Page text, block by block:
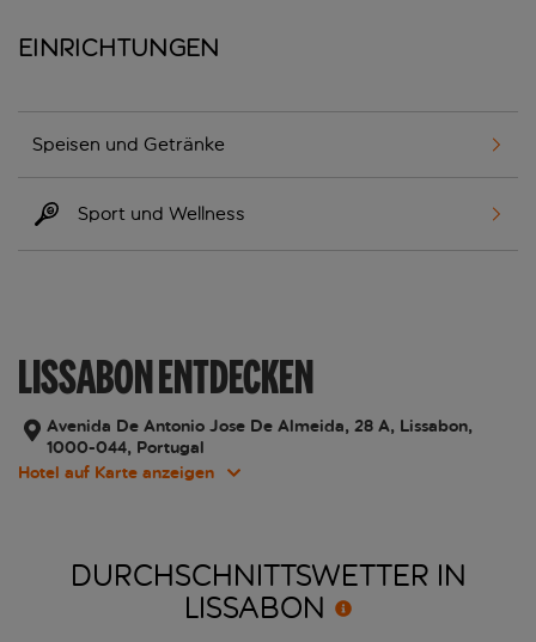
Einrichtungen
Speisen und Getränke
Sport und Wellness
LISSABON ENTDECKEN
Avenida De Antonio Jose De Almeida, 28 A, Lissabon,
1000-044, Portugal
Hotel auf Karte anzeigen
DURCHSCHNITTSWETTER IN
LISSABON